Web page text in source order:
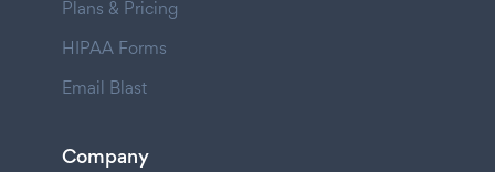
Plans & Pricing
HIPAA Forms
Email Blast
Company